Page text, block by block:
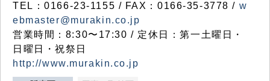
TEL：0166-23-1155 / FAX：0166-35-3778 / w
ebmaster@murakin.co.jp
営業時間：8:30〜17:30 / 定休日：第一土曜日・
日曜日・祝祭日
http://www.murakin.co.jp